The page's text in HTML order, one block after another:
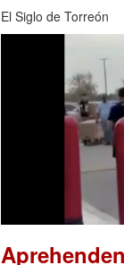
El Siglo de Torreón